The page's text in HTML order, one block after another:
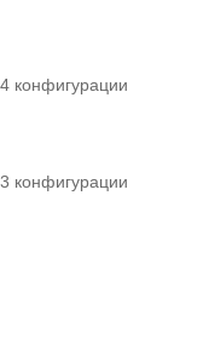
конфигурации
конфигурации